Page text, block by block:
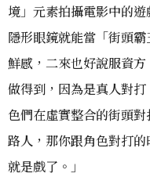
境」元素拍攝電影中的
隱形眼鏡就能當「街頭
鮮感，二來也好說服資
做得到，因為是真人對
色們在虛實整合的街頭
路人，那你跟角色對打
就是戲了。」